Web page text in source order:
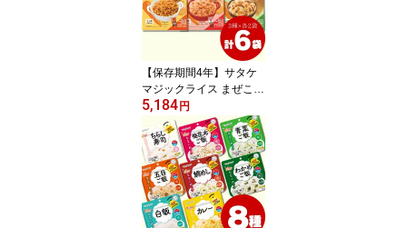
粒粉 ビタミン カルシウ
ム 鉄 食物繊維
【保存期間4年】サタケ
マジックライス まぜこめ
っつ3種×各2個 計6個セ
ット ( 非常食 アルファ米
保存食 4年保存 登山 防災
グッズ キャンプ 食べ比
べ 備蓄 送料無料 )
5,184円